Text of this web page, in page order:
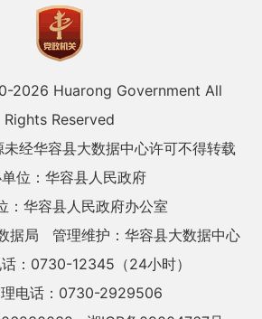
2026 Huarong Government All
Rights Reserved
经华容县大数据中心许可不得转载
位：华容县人民政府
：华容县人民政府办公室
据局
管理维护：华容县大数据中心
：0730-12345（24小时）
电话：0730-2929506